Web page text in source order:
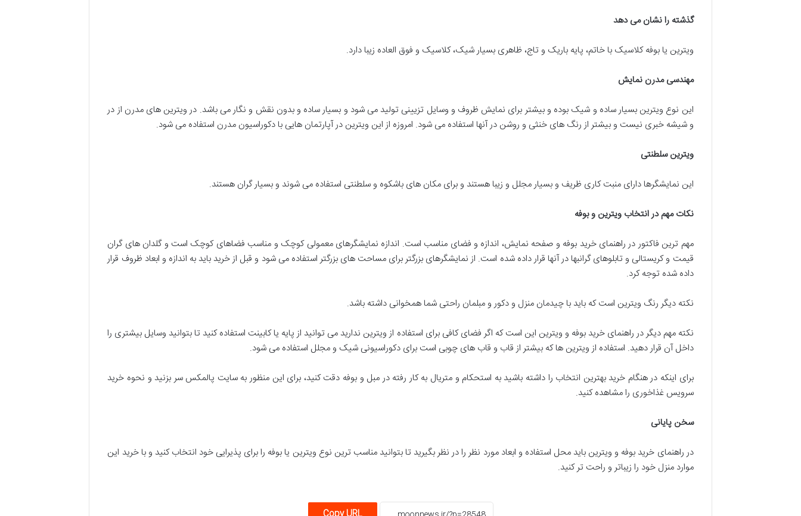
گذشته را نشان می دهد
ویترین یا بوفه کلاسیک با خاتم، پایه باریک و تاج، ظاهری بسیار شیک، کلاسیک و فوق العاده زیبا دارد.
مهندسی مدرن نمایش
این نوع ویترین بسیار ساده و شیک بوده و بیشتر برای نمایش ظروف و وسایل تزیینی تولید می شود و بسیار ساده و بدون نقش و نگار می باشد. در ویترین های مدرن از در
و شیشه خبری نیست و بیشتر از رنگ های خنثی و روشن در آنها استفاده می شود. امروزه از این ویترین در آپارتمان هایی با دکوراسیون مدرن استفاده می شود.
ویترین سلطنتی
این نمایشگرها دارای منبت کاری ظریف و بسیار مجلل و زیبا هستند و برای مکان های باشکوه و سلطنتی استفاده می شوند و بسیار گران هستند.
نکات مهم در انتخاب ویترین و بوفه
مهم ترین فاکتور در راهنمای خرید بوفه و صفحه نمایش، اندازه و فضای مناسب است. اندازه نمایشگرهای معمولی کوچک و مناسب فضاهای کوچک است و گلدان های گران
قیمت و کریستالی و تابلوهای گرانبها در آنها قرار داده شده است. از نمایشگرهای بزرگتر برای مساحت های بزرگتر استفاده می شود و قبل از خرید باید به اندازه و ابعاد ظروف قرار
داده شده توجه کرد.
نکته دیگر رنگ ویترین است که باید با چیدمان منزل و دکور و مبلمان راحتی شما همخوانی داشته باشد.
نکته مهم دیگر در راهنمای خرید بوفه و ویترین این است که اگر فضای کافی برای استفاده از ویترین ندارید می توانید از پایه یا کابینت استفاده کنید تا بتوانید وسایل بیشتری را
داخل آن قرار دهید. استفاده از ویترین ها که بیشتر از قاب و قاب های چوبی است برای دکوراسیونی شیک و مجلل استفاده می شود.
برای اینکه در هنگام خرید بهترین انتخاب را داشته باشید به استحکام و متریال به کار رفته در مبل و بوفه دقت کنید، برای این منظور به سایت پالمکس سر بزنید و نحوه خرید
سرویس غذاخوری را مشاهده کنید.
سخن پایانی
در راهنمای خرید بوفه و ویترین باید محل استفاده و ابعاد مورد نظر را در نظر بگیرید تا بتوانید مناسب ترین نوع ویترین یا بوفه را برای پذیرایی خود انتخاب کنید و با خرید این
موارد منزل خود را زیباتر و راحت تر کنید.